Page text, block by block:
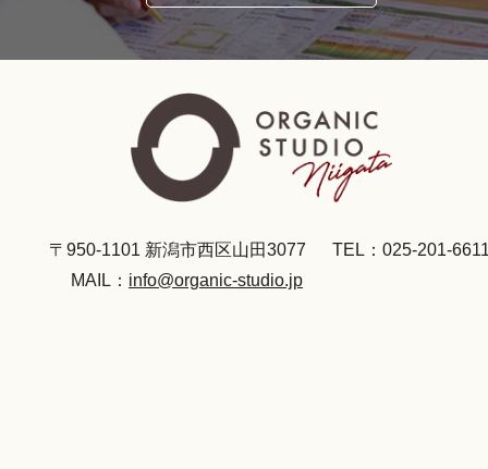
〒950-1101 新潟市西区山田3077
TEL：025-201-
MAIL： info@organic-studio.jp